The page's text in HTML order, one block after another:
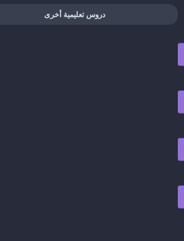
دروس تعليمية أخرى